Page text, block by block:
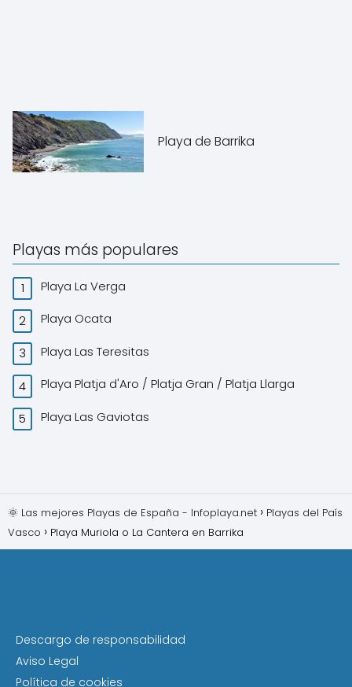
Playa de Barrika
Playas más populares
Playa La Verga
Playa Ocata
Playa Las Teresitas
Playa Platja d'Aro / Platja Gran / Platja Llarga
Playa Las Gaviotas
🌞 Las mejores Playas de España - Infoplaya.net
Playas del País
Vasco
Playa Muriola o La Cantera en Barrika
Descargo de responsabilidad
Aviso Legal
Política de cookies